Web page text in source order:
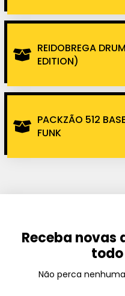
REIDOBREGA
EDITION)
PACKZÃO 512
FUNK
Receba novas
Não perca